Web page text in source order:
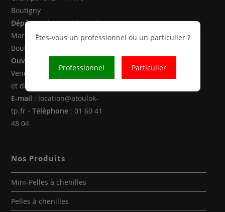
ongletongletonglet
Boutigny
Dépôts: Vaire sur Marne &
Marne la Vallée (77470 -
Boutigny)
Ouverture
Vendredi de 8h00 à 12h30
et de 14h00 à 18h00
E-mail : location@atoulok-
tp.fr -Téléphone : 01 60 41
48 04
Nos Produits
Mini-Pelles à chenilles
Pelles à chenilles
Êtes-vous un professionnel ou un particulier ?
Professionnel Particulier